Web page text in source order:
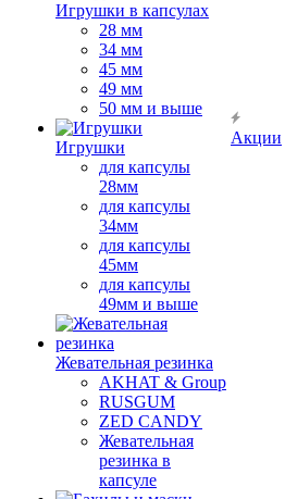
Игрушки в капсулах
28 мм
34 мм
45 мм
49 мм
50 мм и выше
Игрушки
для капсулы
28мм
для капсулы
34мм
для капсулы
45мм
для капсулы
49мм и выше
Жевательная резинка
AKHAT & Group
RUSGUM
ZED CANDY
Жевательная
резинка в
капсуле
Акции